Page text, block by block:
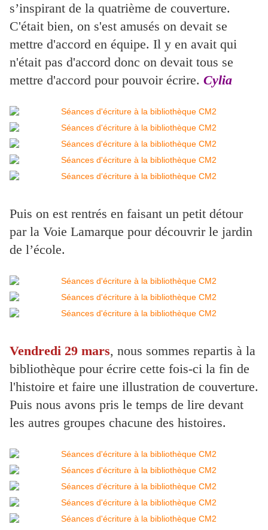
s’inspirant de la quatrième de couverture.
C'était bien, on s'est amusés on devait se
mettre d'accord en équipe. Il y en avait qui
n'était pas d'accord donc on devait tous se
mettre d'accord pour pouvoir écrire. Cylia
Puis on est rentrés en faisant un petit détour
par la Voie Lamarque pour découvrir le jardin
de l’école.
Vendredi 29 mars, nous sommes repartis à la
bibliothèque pour écrire cette fois-ci la fin de
l'histoire et faire une illustration de couverture.
Puis nous avons pris le temps de lire devant
les autres groupes chacune des histoires.